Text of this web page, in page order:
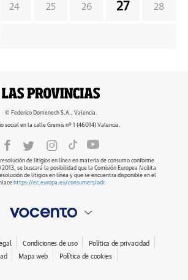
24 25 26 27 28
© Federico Domenech S.A., Valencia.
social en la calle Gremis nº 1 (46014) Valencia.
de litigios en línea en materia de consumo conforme
se buscará la posibilidad que la Comisión Europea facilita
de litigios en línea y que se encuentra disponible en el
https://ec.europa.eu/consumers/odr.
Condiciones de uso
Política de privacidad
Mapa web Política de cookies